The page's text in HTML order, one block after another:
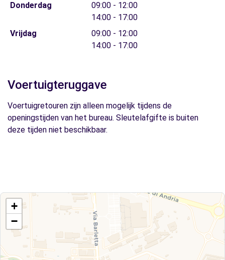
Donderdag
09:00 - 12:00
14:00 - 17:00
Vrijdag
09:00 - 12:00
14:00 - 17:00
Voertuigteruggave
Voertuigretouren zijn alleen mogelijk tijdens de
openingstijden van het bureau. Sleutelafgifte is buiten
deze tijden niet beschikbaar.
+
−